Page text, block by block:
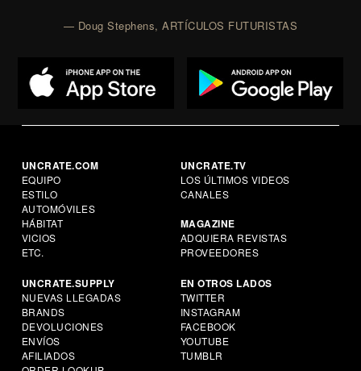
— Doug Stephens, ARTÍCULOS FUTURISTAS
UNCRATE.COM
EQUIPO
ESTILO
AUTOMÓVILES
HÁBITAT
VICIOS
ETC.
UNCRATE.TV
LOS ÚLTIMOS VIDEOS
CANALES
MAGAZINE
ADQUIERA REVISTAS
PROVEEDORES
UNCRATE.SUPPLY
NUEVAS LLEGADAS
BRANDS
DEVOLUCIONES
ENVÍOS
AFILIADOS
EN OTROS LADOS
TWITTER
INSTAGRAM
FACEBOOK
YOUTUBE
TUMBLR